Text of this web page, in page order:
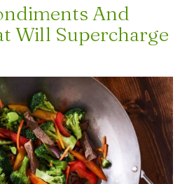
And
Will Supercharge